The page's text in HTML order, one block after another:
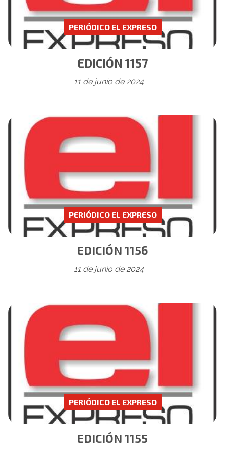
EDICIÓN 1157
PERIÓDICO EL EXPRESO
11 de junio de 2024
EDICIÓN 1156
PERIÓDICO EL EXPRESO
11 de junio de 2024
EDICIÓN 1155
PERIÓDICO EL EXPRESO